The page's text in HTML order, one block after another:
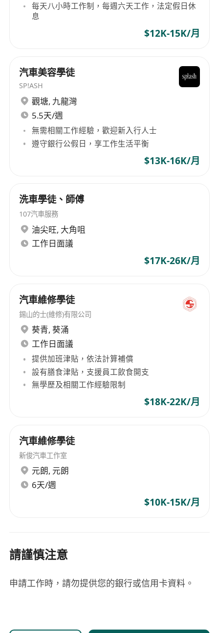
每天八小時工作制，每週六天工作，法定假日休
息
$12K-15K/月
汽車美容學徒
SP!ASH
觀塘, 九龍灣
5.5天/週
無需相關工作經驗，歡迎新入行人士
遵守銀行公假日，享工作生活平衡
$13K-16K/月
洗車學徒、師傅
107汽車服務
油尖旺, 大角咀
工作日面議
$17K-26K/月
汽車維修學徒
錫山的士(維修)有限公司
葵青, 葵涌
工作日面議
提供加班津貼，依法計算補償
設有膳食津貼，支援員工飲食開支
無學歷及相關工作經驗限制
$18K-22K/月
汽車維修學徒
新俊汽車工作室
元朗, 元朗
6天/週
$10K-15K/月
請謹慎注意
申請工作時，請勿提供您的銀行或信用卡資料。